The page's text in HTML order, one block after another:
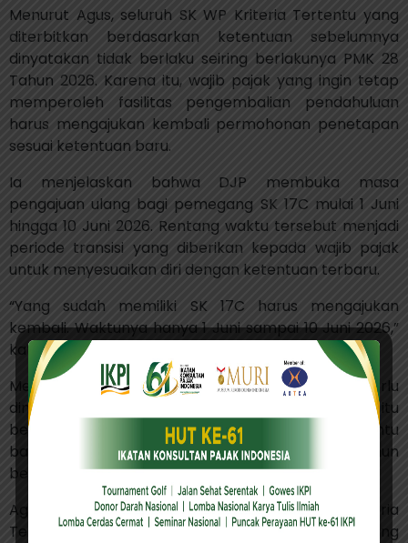
Menurut Agus, seluruh SK WP Kriteria Tertentu yang
diterbitkan berdasarkan ketentuan sebelumnya
dinyatakan tidak berlaku seiring berlakunya PMK 28
Tahun 2026. Karena itu, wajib pajak yang ingin tetap
memperoleh fasilitas pengembalian pendahuluan
harus mengajukan kembali permohonan penetapan
sesuai ketentuan baru.
Ia menjelaskan bahwa DJP membuka masa
pengajuan ulang bagi pemegang SK 17C mulai 1 Juni
hingga 10 Juni 2026. Rentang waktu tersebut menjadi
periode transisi yang diberikan kepada wajib pajak
untuk menyesuaikan diri dengan ketentuan terbaru.
“Yang sudah memiliki SK 17C harus mengajukan
kembali. Waktunya hanya 1 Juni sampai 10 Juni 2026,”
kata Agus.
Menurut dia, kesempatan tersebut perlu
dimanfaatkan dengan baik karena setelah periode itu
berakhir, pengajuan penetapan WP Kriteria Tertentu
baru akan dibuka kembali pada awal tahun
berikutnya.
Agus mengingatkan bahwa status WP Kriteria
Tertentu memiliki peran penting bagi wajib pajak yang